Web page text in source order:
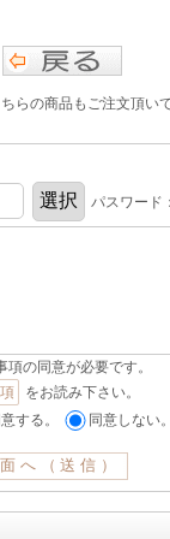
らの商品もご注文頂い
パスワード：
項の同意が必要です。
をお読み下さい。
する。 同意しない。